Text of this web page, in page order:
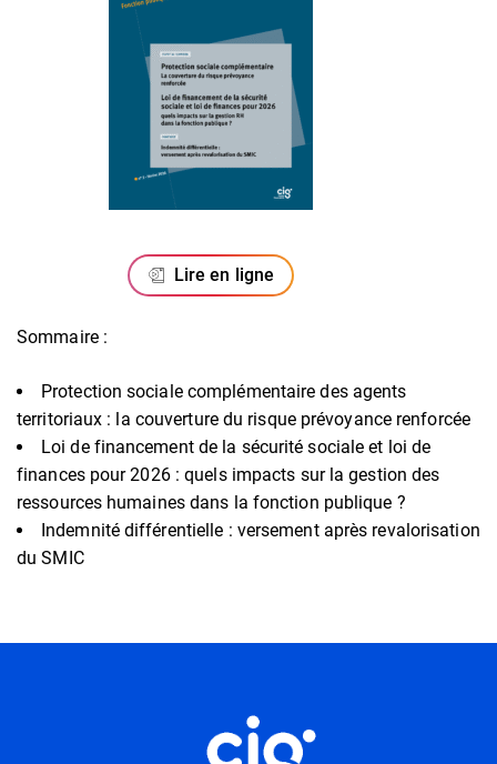
Lire en ligne
Sommaire :
Protection sociale complémentaire des agents
territoriaux : la couverture du risque prévoyance renforcée
Loi de financement de la sécurité sociale et loi de
finances pour 2026 : quels impacts sur la gestion des
ressources humaines dans la fonction publique ?
Indemnité différentielle : versement après revalorisation
du SMIC